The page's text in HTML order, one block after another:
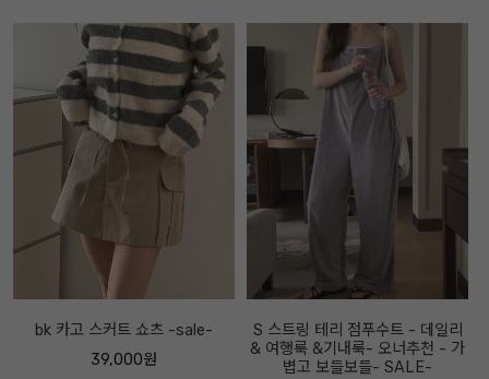
bk 카고 스커트 쇼츠 -sale-
39,000원
S 스트링 테리 점푸수트 - 데일리
& 여행룩 &기내룩- 오너추천 - 가
볍고 보들보들- SALE-